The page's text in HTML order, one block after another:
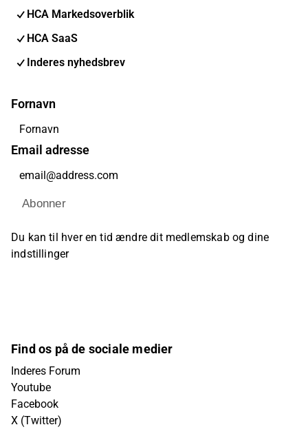
HCA Markedsoverblik
HCA SaaS
Inderes nyhedsbrev
Fornavn
Email adresse
Abonner
Du kan til hver en tid ændre dit medlemskab og dine
indstillinger
Find os på de sociale medier
Inderes Forum
Youtube
Facebook
X (Twitter)